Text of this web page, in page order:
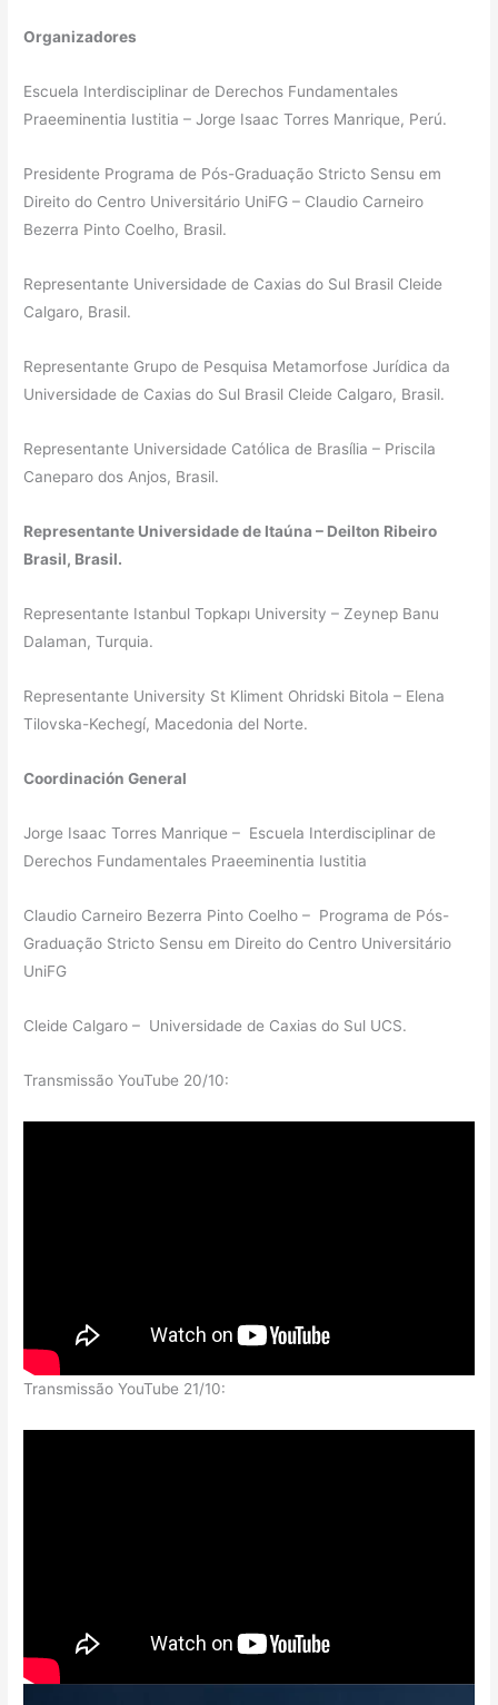
Organizadores
Escuela Interdisciplinar de Derechos Fundamentales
Praeeminentia Iustitia – Jorge Isaac Torres Manrique, Perú.
Presidente Programa de Pós-Graduação Stricto Sensu em
Direito do Centro Universitário UniFG – Claudio Carneiro
Bezerra Pinto Coelho, Brasil.
Representante Universidade de Caxias do Sul Brasil Cleide
Calgaro, Brasil.
Representante Grupo de Pesquisa Metamorfose Jurídica da
Universidade de Caxias do Sul Brasil Cleide Calgaro, Brasil.
Representante Universidade Católica de Brasília – Priscila
Caneparo dos Anjos, Brasil.
Representante Universidade de Itaúna – Deilton Ribeiro
Brasil, Brasil.
Representante Istanbul Topkapı University – Zeynep Banu
Dalaman, Turquia.
Representante University St Kliment Ohridski Bitola – Elena
Tilovska-Kechegí, Macedonia del Norte.
Coordinación General
Jorge Isaac Torres Manrique – Escuela Interdisciplinar de
Derechos Fundamentales Praeeminentia Iustitia
Claudio Carneiro Bezerra Pinto Coelho – Programa de Pós-
Graduação Stricto Sensu em Direito do Centro Universitário
UniFG
Cleide Calgaro – Universidade de Caxias do Sul UCS.
Transmissão YouTube 20/10:
Transmissão YouTube 21/10: